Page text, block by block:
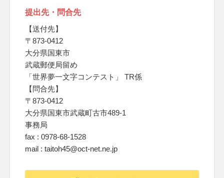
提出先・問合先
【送付先】
〒873-0412
大分県国東市
武蔵郵便局留め
「世界夢一文字コンテスト」 TR係
【問合先】
〒873-0412
大分県国東市武蔵町古市489-1
事務局
fax : 0978-68-1528
mail : taitoh45@oct-net.ne.jp